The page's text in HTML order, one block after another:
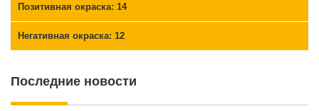
Позитивная окраска: 14
Негативная окраска: 12
Последние новости